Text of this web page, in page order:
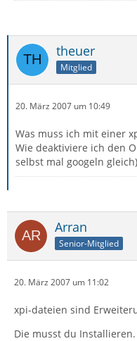
theuer
Mitglied
20. März 2007 um 10:49
Was muss ich mit einer
Wie deaktiviere ich den
selbst mal googeln
Arran
Senior-Mitglied
20. März 2007 um 11:02
xpi-dateien sind
Die musst du Installieren.